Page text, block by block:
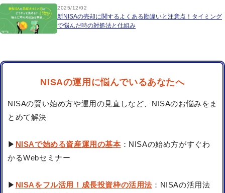
2025/12/02
新NISAの売却に関するよくある勘違いと注意点！タイミング
で悩んだ時の対処法と仕組み
NISAの運用に悩んでいるあなたへ
NISAの賢い始め方や運用の見直しなど、NISAのお悩みをま
とめて解決
▶ NISAで始める資産運用の基本：NISAの始め方がすぐわ
かるWebセミナー
▶ NISAをフル活用！成長投資枠の活用法 ：NISAの活用法